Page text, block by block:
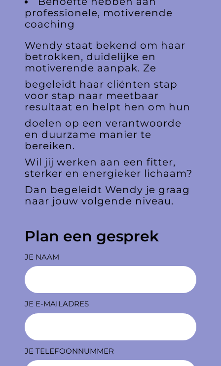
professionele, motiverende
coaching
Wendy staat bekend om haar
betrokken, duidelijke en
motiverende aanpak. Ze
begeleidt haar cliënten stap
voor stap naar meetbaar
resultaat en helpt hen om hun
doelen op een verantwoorde
en duurzame manier te
bereiken.
Wil jij werken aan een fitter,
sterker en energieker lichaam?
Dan begeleidt Wendy je graag
naar jouw volgende niveau.
Plan een gesprek
JE NAAM
JE E-MAILADRES
JE TELEFOONNUMMER